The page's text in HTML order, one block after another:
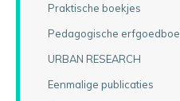
Praktische boekjes
Pedagogische
URBAN RESEARCH
Eenmalige publicaties